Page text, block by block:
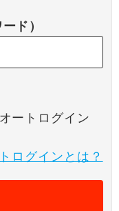
ド）
ートログイン
ログインとは？